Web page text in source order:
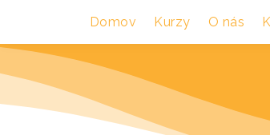
Domov Kurzy O nás